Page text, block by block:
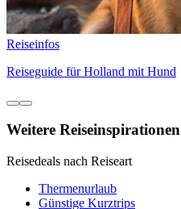
Reiseinfos
Reiseguide für Holland mit Hund
Weitere Reiseinspirationen
Reisedeals nach Reiseart
Thermenurlaub
Günstige Kurztrips